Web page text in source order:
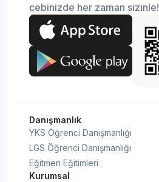
cebinizde her zaman sizinle!
Danışmanlık
YKS Öğrenci Danışmanlığı
LGS Öğrenci Danışmanlığı
Eğitmen Eğitimleri
Kurumsal